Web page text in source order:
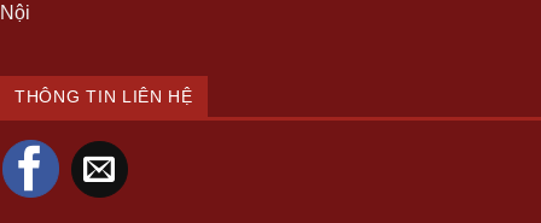
Nội
THÔNG TIN LIÊN HỆ